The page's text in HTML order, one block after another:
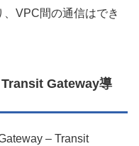
VPC間の通信はでき
Gateway導
– Transit